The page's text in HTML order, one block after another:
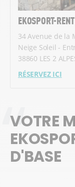
EKOSPORT-
34 Avenue de la
Neige Soleil -
38860 LES 2
RÉSERVEZ ICI
VOTRE
D'BASE